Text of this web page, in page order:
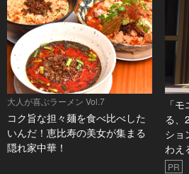
大人が喜ぶラーメン Vol.7
コク旨な担々麺を食べ比べした
いんだ！恵比寿の美女が集まる
隠れ家中華！
「
る、
ショ
わえ
PR